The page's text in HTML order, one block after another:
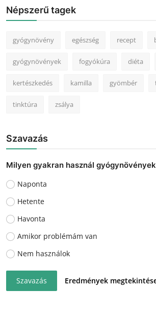
Népszerű tagek
gyógynövény egészség recept
gyógynövények fogyókúra diéta
kertészkedés kamilla gyömbér
tinktúra zsálya
Szavazás
Milyen gyakran használ
Naponta
Hetente
Havonta
Amikor problémám van
Nem használok
Szavazás Eredmények